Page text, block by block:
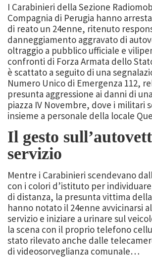
I Carabinieri della Sezione
Compagnia di Perugia hanno
di reato un 24enne, ritenuto
danneggiamento aggravato di
oltraggio a pubblico ufficiale e
confronti di Forza Armata dello
è scattato a seguito di una
Numero Unico di Emergenza 112,
presunta aggressione ai danni di
piazza IV Novembre, dove i militari
insieme a personale della locale
Il gesto
servizio
Mentre i Carabinieri scendevano
con i colori d’istituto per
di distanza, la presunta vittima
hanno notato il 24enne avvicinarsi
servizio e iniziare a urinare sul
la scena con il proprio telefono
stato rilevato anche dalle
di videosorveglianza comunale…